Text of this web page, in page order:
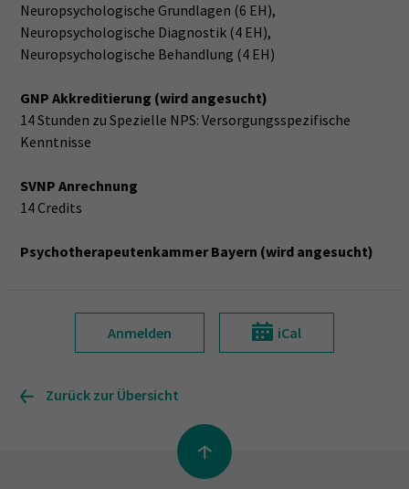
Neuropsychologische Grundlagen (6 EH),
Neuropsychologische Diagnostik (4 EH),
Neuropsychologische Behandlung (4 EH)
GNP Akkreditierung (wird angesucht)
14 Stunden zu Spezielle NPS: Versorgungsspezifische
Kenntnisse
SVNP Anrechnung
14 Credits
Psychotherapeutenkammer Bayern (wird angesucht)
Anmelden iCal
Zurück zur Übersicht